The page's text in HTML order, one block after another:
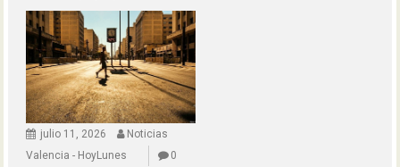
julio 11, 2026
Noticias
Valencia - HoyLunes
0